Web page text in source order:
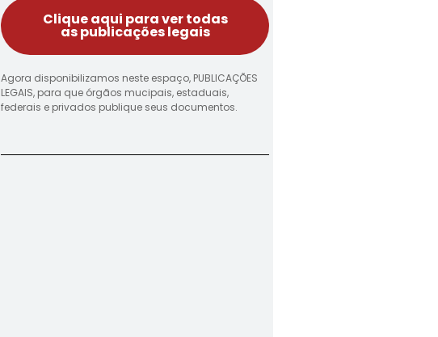
Clique aqui para ver todas
as publicações legais
Agora disponibilizamos neste espaço, PUBLICAÇÕES
LEGAIS, para que órgãos mucipais, estaduais,
federais e privados publique seus documentos.